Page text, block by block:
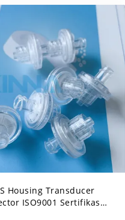
Housing Transducer
ISO9001 Sertifikasi